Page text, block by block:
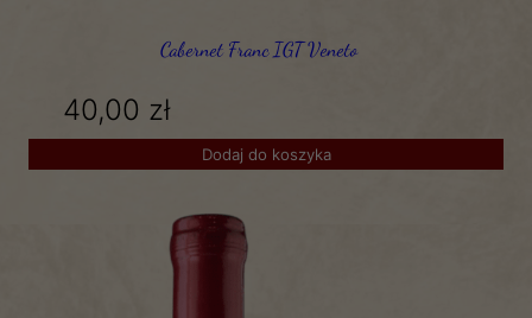
Cabernet Franc IGT Veneto
40,00 zł
Dodaj do koszyka